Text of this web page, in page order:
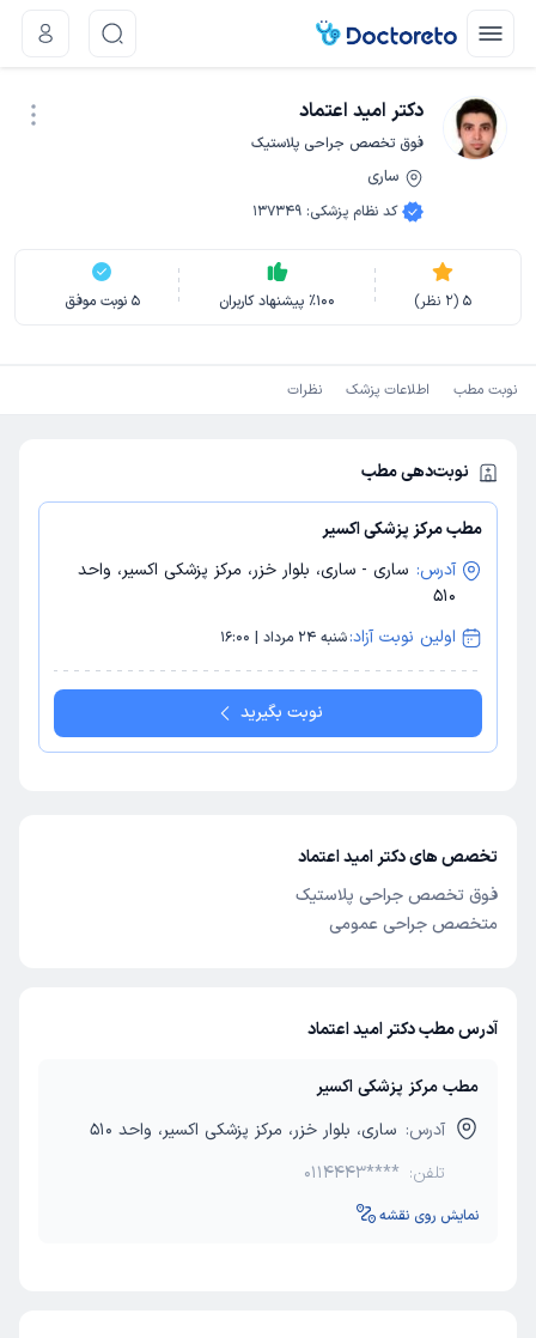
دکتر امید اعتماد
فوق تخصص جراحی پلاستیک
ساری
کد نظام پزشکی:
137349
5
(
2 نظر) ٪100 پیشنهاد کاربران 5 نوبت موفق
نوبت مطب اطلاعات پزشک نظرات
نوبت‌دهی مطب
مطب مرکز پزشکی اکسیر
آدرس: ساری - ساری، بلوار خزر، مرکز پزشکی اکسیر، واحد
510
اولین نوبت آزاد:شنبه 24 مرداد | 16:00
نوبت بگیرید
تخصص های دکتر امید اعتماد
فوق تخصص جراحی پلاستیک
متخصص جراحی عمومی
آدرس مطب دکتر امید اعتماد
مطب مرکز پزشکی اکسیر
آدرس: ساری، بلوار خزر، مرکز پزشکی اکسیر، واحد 510
تلفن: 0114443****
نمایش روی نقشه